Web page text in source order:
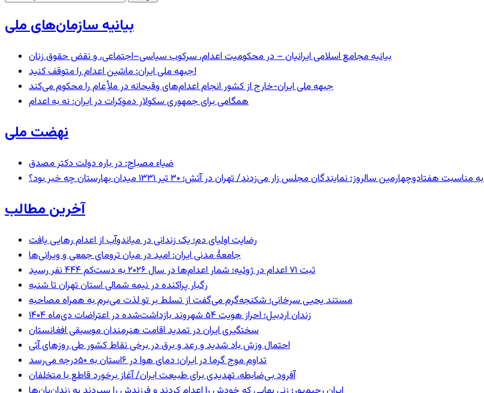
بیانیه سازمان‌های ملی
بیانیه مجامع اسلامی ایرانیان – در محکومیت اعدام، سرکوب سیاسی–اجتماعی، و نقض حقوق زنان
جبهه ملی ایران: ماشین اعدام را متوقف کنید!
جبهه ملی ایران-خارج از کشور انجام اعدام‌های وقیحانه در ملأِعام را محکوم می‌کند
همگامی برای جمهوری سکولار دموکرات در ایران: نه به اعدام
نهضت ملی
ضیاء مصباح: در باره دولت دکتر مصدق
به مناسبت هفتادوچهارمین سالروز: نمایندگان مجلس زار می‌زدند/ تهران در آتش؛ ۳۰ تیر ۱۳۳۱ میدان بهارستان چه خبر بود؟
آخرین مطالب
رضایت اولیای دم؛ یک زندانی در میاندوآب از اعدام رهایی یافت
جامعهٔ مدنی ایران: امید در میان ترومای جمعی و ویرانی‌ها
ثبت ۷۱ اعدام در ژوئیه؛ شمار اعدام‌ها در سال ۲۰۲۶ به دست‌کم ۴۴۴ نفر رسید
رگبار پراکنده در نیمه شمالی استان تهران تا شنبه
مستند یحیی سرخانی؛ شکنجه‌گرم می‌گفت از تسلط بر تو لذت می‌برم به همراه مصاحبه
زندان اردبیل؛ احراز هویت ۵۴ شهروند بازداشت‌شده در اعتراضات دی‌ماه ۱۴۰۴
سختگیری ایران در تمدید اقامت هنرمندان موسیقی افغانستان
احتمال وزش باد شدید و رعد و برق در برخی نقاط کشور طی روزهای آتی
تداوم موج گرما در ایران؛ دمای هوا در ۶استان به ۵۰درجه می‌رسد
آفرود بی‌ضابطه، تهدیدی برای طبیعت ایران/ آغاز برخورد قاطع با متخلفان